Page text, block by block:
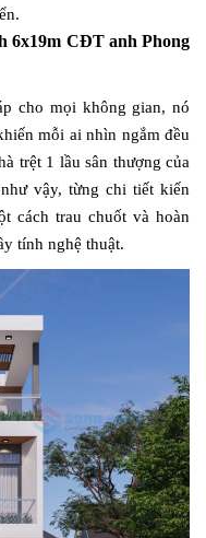
6x19m CĐT anh Phong
cho mọi không gian, nó
mỗi ai nhìn ngắm đều
trệt 1 lầu sân thượng của
vậy, từng chi tiết kiến
cách trau chuốt và hoàn
tính nghệ thuật.